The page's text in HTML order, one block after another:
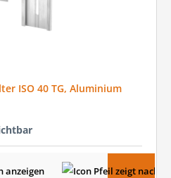
ISO 40 TG, Aluminium
anzeigen